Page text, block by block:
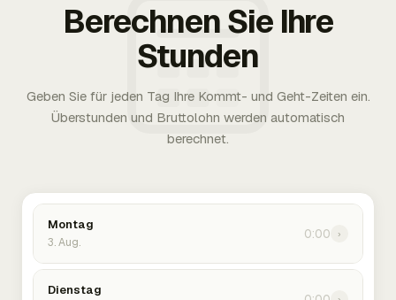
Berechnen Sie Ihre
Stunden
Geben Sie für jeden Tag Ihre Kommt- und Geht-Zeiten ein.
Überstunden und Bruttolohn werden automatisch
berechnet.
Montag
3. Aug.
0:00 ›
Dienstag